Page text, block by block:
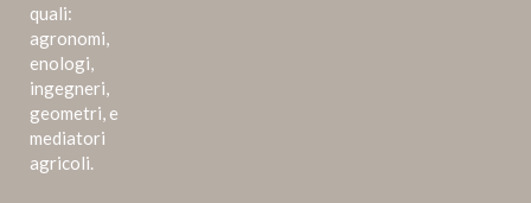
quali:
agronomi,
enologi,
ingegneri,
geometri, e
mediatori
agricoli.